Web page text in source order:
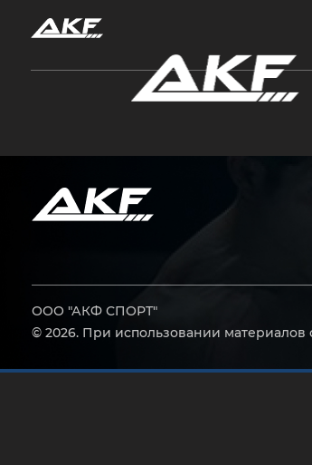
ООО "АКФ СПОРТ"
© 2026. При использовании материалов
Нажмите Enter для поиска